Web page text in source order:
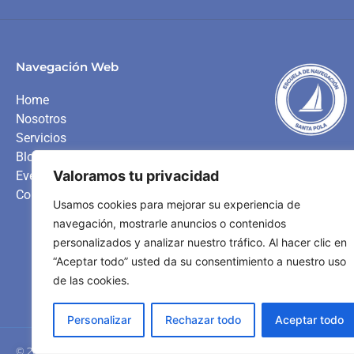
Valoramos tu privacidad
Usamos cookies para mejorar su experiencia de
navegación, mostrarle anuncios o contenidos
personalizados y analizar nuestro tráfico. Al hacer clic en
“Aceptar todo” usted da su consentimiento a nuestro uso
de las cookies.
Personalizar Rechazar todo Aceptar todo
Navegación Web
Home
Nosotros
Servicios
Blog
Eventos
Contacto
Somos una
embarcaciones de
al alumnado la
VER NUESTROS
© 2023 Escuela Navegación Santa Pola – Desarrollado por Lead-